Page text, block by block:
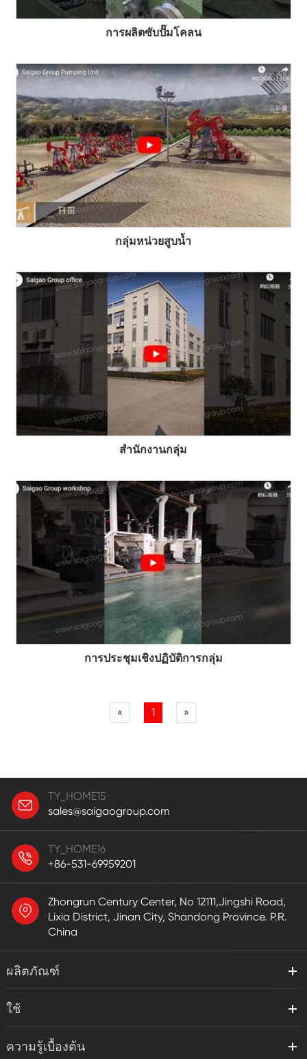
การผลิตซับปั๊มโคลน
กลุ่มหน่วยสูบน้ำ
สำนักงานกลุ่ม
การประชุมเชิงปฏิบัติการกลุ่ม
« 1 »
TY_HOME15
sales@saigaogroup.com
TY_HOME16
+86-531-69959201
Zhongrun Century Center, No 12111,Jingshi Road,
Lixia District, Jinan City, Shandong Province. P.R.
China
ผลิตภัณฑ์
ใช้
ความรู้เบื้องต้น